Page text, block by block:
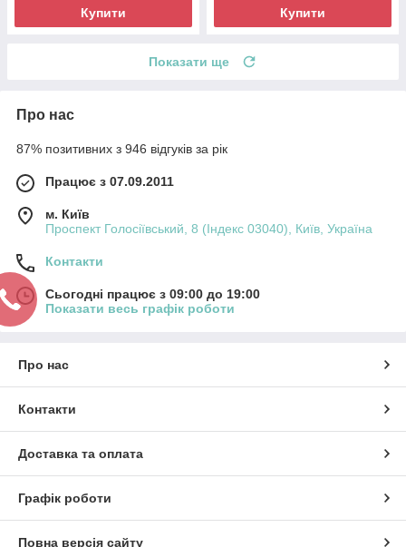
Купити Купити
Показати ще
Про нас
87% позитивних з 946 відгуків за рік
Працює з 07.09.2011
м. Київ
Проспект Голосіївський, 8 (Індекс 03040), Київ, Україна
Контакти
Сьогодні працює з 09:00 до 19:00
Показати весь графік роботи
Про нас
Контакти
Доставка та оплата
Графік роботи
Повна версія сайту